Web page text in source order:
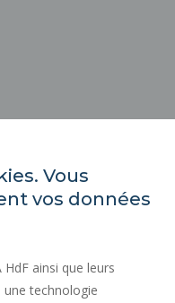
Vous
vos données
ainsi que leurs
technologie